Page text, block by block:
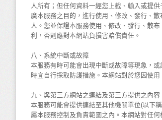
人所有；但任何資料一經您上載、輸入或提
廣本服務之目的，進行使用、修改、發行、
人。您並保證本服務使用、修改、發行、散
利，否則應對本網站負損害賠償責任。
八、系統中斷或故障
本服務有時可能會出現中斷或故障等現象，
時宜自行採取防護措施。本網站對於您因使
九、與第三方網站之連結及第三方提供之內容
本服務可能會提供連結至其他機關單位(以下
屬本服務控制及負責範圍之內。本網站對任